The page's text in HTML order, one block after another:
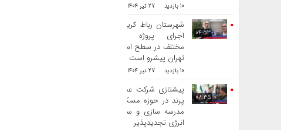
10 بازدید 27 تیر 1404
04:53
شهرستان رباط کریم در
اجرای پروژه های
مختلف در سطح استان
تهران پیشرو است
10 بازدید 27 تیر 1404
08:35
پیشتازی شرکت عمران
پرند در حوزه مسکن ،
مدرسه سازی و سایت
انرژی تجدیدپذیر